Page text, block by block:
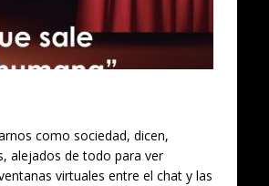
como sociedad, dicen,
alejados de todo para ver
virtuales entre el chat y las